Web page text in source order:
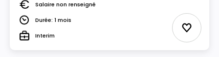
SalaireSalaire non renseigné
DuréeDurée: 1 mois
TypeInterim Ajouter